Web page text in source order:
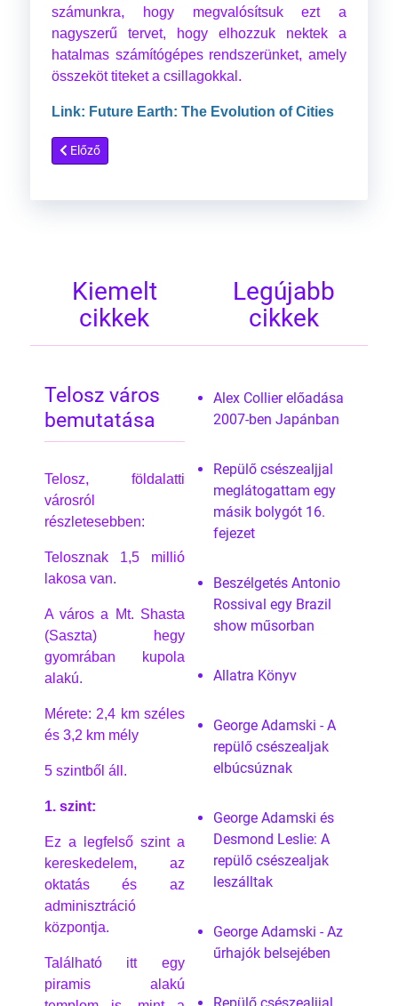
számunkra, hogy megvalósítsuk ezt a
nagyszerű tervet, hogy elhozzuk nektek a
hatalmas számítógépes rendszerünket, amely
összeköt titeket a csillagokkal.
Link: Future Earth: The Evolution of Cities
Előző cikk: Dianne Robbins: Telos - 13. fejezet
Előző
Kiemelt
cikkek
Telosz város
bemutatása
Telosz, földalatti
városról
részletesebben:
Telosznak 1,5 millió
lakosa van.
A város a Mt. Shasta
(Saszta) hegy
gyomrában kupola
alakú.
Mérete: 2,4 km széles
és 3,2 km mély
5 szintből áll.
1. szint:
Ez a legfelső szint a
kereskedelem, az
oktatás és az
adminisztráció
központja.
Található itt egy
piramis alakú
Legújabb
cikkek
Alex Collier előadása
2007-ben Japánban
Repülő csészealjjal
meglátogattam egy
másik bolygót 16.
fejezet
Beszélgetés Antonio
Rossival egy Brazil
show műsorban
Allatra Könyv
George Adamski - A
repülő csészealjak
elbúcsúznak
George Adamski és
Desmond Leslie: A
repülő csészealjak
leszálltak
George Adamski - Az
űrhajók belsejében